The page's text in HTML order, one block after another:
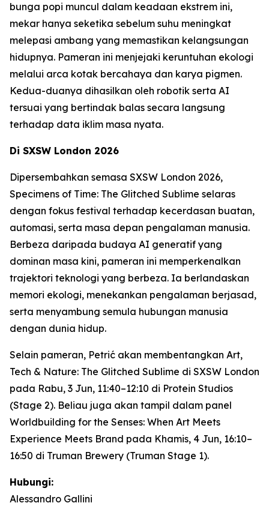
bunga popi muncul dalam keadaan ekstrem ini,
mekar hanya seketika sebelum suhu meningkat
melepasi ambang yang memastikan kelangsungan
hidupnya. Pameran ini menjejaki keruntuhan ekologi
melalui arca kotak bercahaya dan karya pigmen.
Kedua-duanya dihasilkan oleh robotik serta AI
tersuai yang bertindak balas secara langsung
terhadap data iklim masa nyata.
Di SXSW London 2026
Dipersembahkan semasa SXSW London 2026,
Specimens of Time: The Glitched Sublime selaras
dengan fokus festival terhadap kecerdasan buatan,
automasi, serta masa depan pengalaman manusia.
Berbeza daripada budaya AI generatif yang
dominan masa kini, pameran ini memperkenalkan
trajektori teknologi yang berbeza. Ia berlandaskan
memori ekologi, menekankan pengalaman berjasad,
serta menyambung semula hubungan manusia
dengan dunia hidup.
Selain pameran, Petrić akan membentangkan Art,
Tech & Nature: The Glitched Sublime di SXSW London
pada Rabu, 3 Jun, 11:40–12:10 di Protein Studios
(Stage 2). Beliau juga akan tampil dalam panel
Worldbuilding for the Senses: When Art Meets
Experience Meets Brand pada Khamis, 4 Jun, 16:10–
16:50 di Truman Brewery (Truman Stage 1).
Hubungi:
Alessandro Gallini